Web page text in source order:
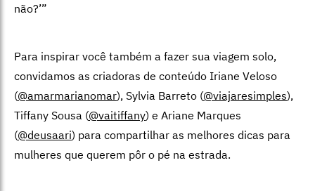
não?’”
Para inspirar você também a fazer sua viagem solo,
convidamos as criadoras de conteúdo Iriane Veloso
(@amarmarianomar), Sylvia Barreto (@viajaresimples),
Tiffany Sousa (@vaitiffany) e Ariane Marques
(@deusaari) para compartilhar as melhores dicas para
mulheres que querem pôr o pé na estrada.